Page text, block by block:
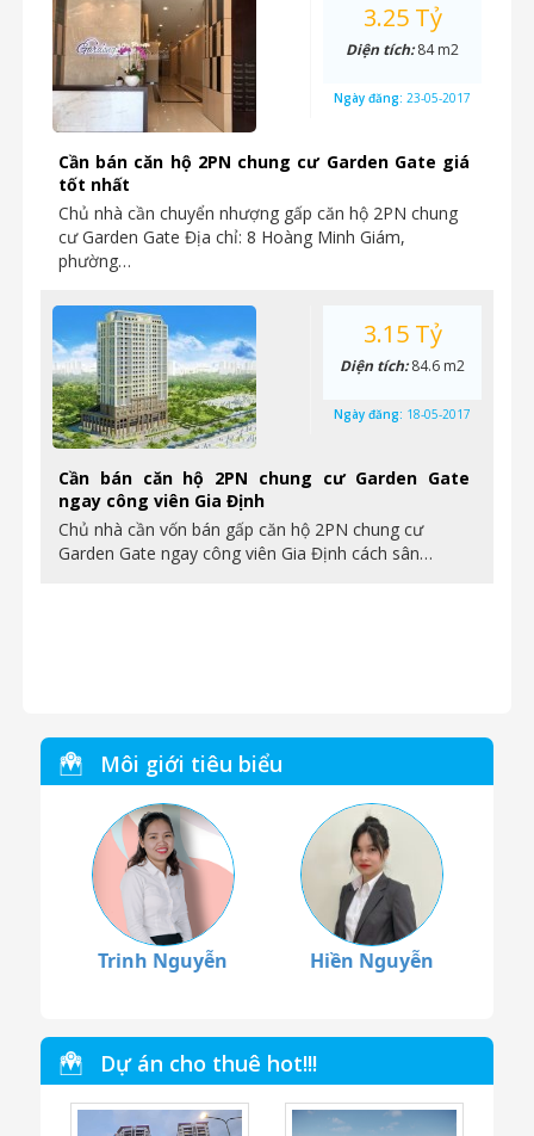
Cần bán căn hộ 2PN chung cư Garden Gate giá
tốt nhất
Chủ nhà cần chuyển nhượng gấp căn hộ 2PN chung
cư Garden Gate Địa chỉ: 8 Hoàng Minh Giám,
phường…
3.25 Tỷ
Diện tích:84 m2
Ngày đăng: 23-05-2017
Cần bán căn hộ 2PN chung cư Garden Gate
ngay công viên Gia Định
Chủ nhà cần vốn bán gấp căn hộ 2PN chung cư
Garden Gate ngay công viên Gia Định cách sân…
3.15 Tỷ
Diện tích:84.6 m2
Ngày đăng: 18-05-2017
Môi giới tiêu biểu
Trinh Nguyễn Hiền Nguyễn
Dự án cho thuê hot!!!